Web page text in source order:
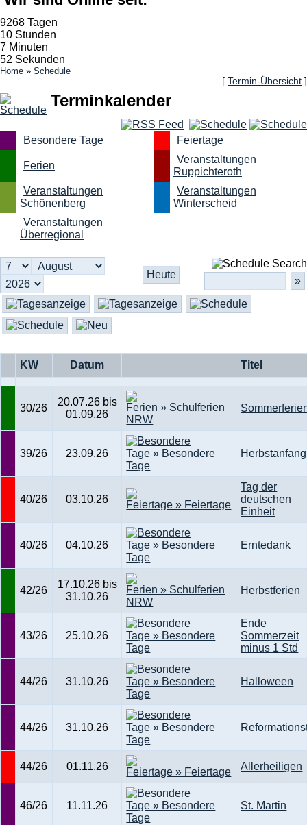
9268 Tagen
10 Stunden
7 Minuten
53 Sekunden
Home » Schedule
[ Termin-Übersicht ]
Terminkalender
Besondere Tage Feiertage
Ferien
Veranstaltungen
Ruppichteroth
Veranstaltungen
Schönenberg
Veranstaltungen
Winterscheid
Veranstaltungen
Überregional
Search
KW Datum Titel
30/26
20.07.26 bis
01.09.26
39/26 23.09.26 Herbstanfang
40/26 03.10.26
Tag der
deutschen
Einheit
40/26 04.10.26 Erntedank
42/26
17.10.26 bis
31.10.26
Herbstferien
43/26 25.10.26
Ende
Sommerzeit
minus 1 Std
44/26 31.10.26 Halloween
44/26 31.10.26
44/26 01.11.26 Allerheiligen
46/26 11.11.26 St. Martin